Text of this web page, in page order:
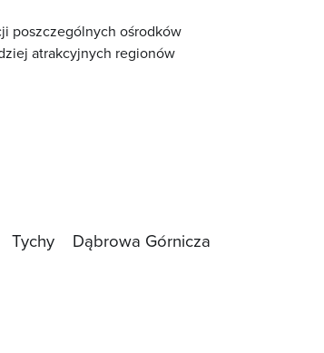
poszczególnych ośrodków
atrakcyjnych regionów
Tychy
Dąbrowa Górnicza